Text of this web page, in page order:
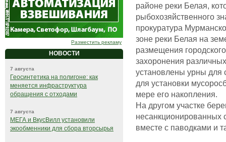
Разместить рекламу
НОВОСТИ
7 августа
Геосинтетика на полигоне: как
меняется инфраструктура
обращения с отходами
7 августа
МЕГА и ВкусВилл установили
экообменники для сбора вторсырья
районе реки Белая,
рыбохозяйственного
прокуратура
зоне реки Белая на
размещения
захоронения
установлены урны для
для установки
мере его накопления.
На другом участке
несанкционированных
вместе с паводками и